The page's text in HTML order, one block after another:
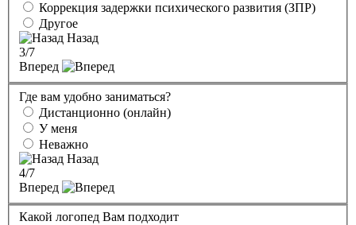
Коррекция задержки психического развития (ЗПР)
Другое
Назад
3/7
Вперед
Где вам удобно заниматься?
Дистанционно (онлайн)
У меня
Неважно
Назад
4/7
Вперед
Какой логопед Вам подходит